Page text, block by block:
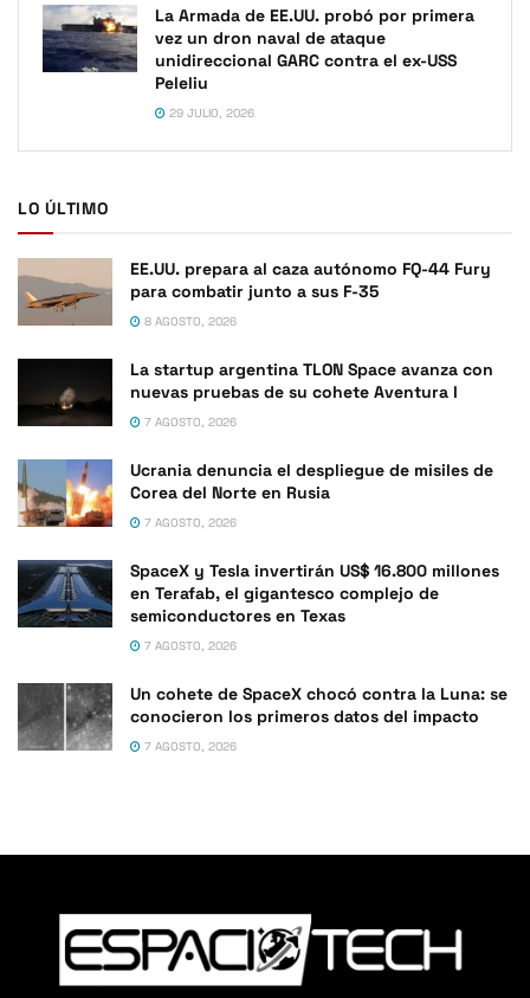
La Armada de EE.UU. probó por primera
vez un dron naval de ataque
unidireccional GARC contra el ex-USS
Peleliu
29 JULIO, 2026
LO ÚLTIMO
EE.UU. prepara al caza autónomo FQ-44 Fury
para combatir junto a sus F-35
8 AGOSTO, 2026
La startup argentina TLON Space avanza con
nuevas pruebas de su cohete Aventura I
7 AGOSTO, 2026
Ucrania denuncia el despliegue de misiles de
Corea del Norte en Rusia
7 AGOSTO, 2026
SpaceX y Tesla invertirán US$ 16.800 millones
en Terafab, el gigantesco complejo de
semiconductores en Texas
7 AGOSTO, 2026
Un cohete de SpaceX chocó contra la Luna: se
conocieron los primeros datos del impacto
7 AGOSTO, 2026